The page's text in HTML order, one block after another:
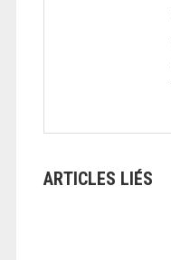
ARTICLES LIÉS